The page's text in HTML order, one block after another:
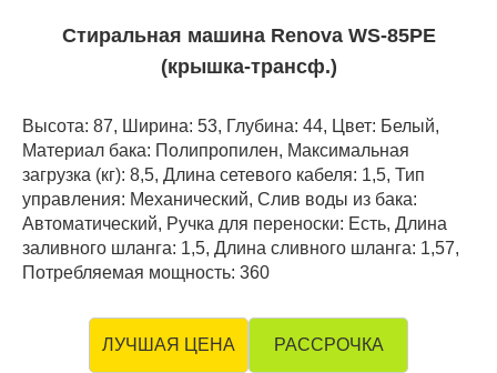
Стиральная машина Renova WS-85PE
(крышка-трансф.)
Высота: 87, Ширина: 53, Глубина: 44, Цвет: Белый,
Материал бака: Полипропилен, Максимальная
загрузка (кг): 8,5, Длина сетевого кабеля: 1,5, Тип
управления: Механический, Слив воды из бака:
Автоматический, Ручка для переноски: Есть, Длина
заливного шланга: 1,5, Длина сливного шланга: 1,57,
Потребляемая мощность: 360
ЛУЧШАЯ ЦЕНА РАССРОЧКА